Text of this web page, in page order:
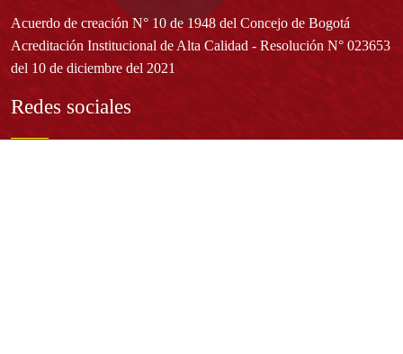
Acuerdo de creación N° 10 de 1948 del Concejo de Bogotá
Acreditación Institucional de Alta Calidad - Resolución N° 023653
del 10 de diciembre del 2021
Redes sociales